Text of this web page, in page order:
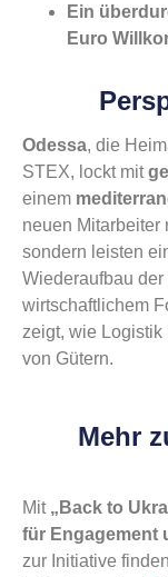
Ein
Euro
Odessa, die
STEX, lockt mit
einem
neuen Mitarbeiter
sondern leisten
Wiederaufbau
wirtschaftlichem
zeigt, wie Logistik
von Gütern.
Mehr
Mit „Back to
für Engagement
zur Initiative